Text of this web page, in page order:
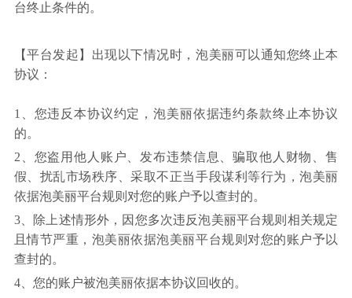
台终止条件的。
【平台发起】出现以下情况时，泡美丽可以通知您终止本
协议：
1、您违反本协议约定，泡美丽依据违约条款终止本协议
的。
2、您盗用他人账户、发布违禁信息、骗取他人财物、售
假、扰乱市场秩序、采取不正当手段谋利等行为，泡美丽
依据泡美丽平台规则对您的账户予以查封的。
3、除上述情形外，因您多次违反泡美丽平台规则相关规定
且情节严重，泡美丽依据泡美丽平台规则对您的账户予以
查封的。
4、您的账户被泡美丽依据本协议回收的。